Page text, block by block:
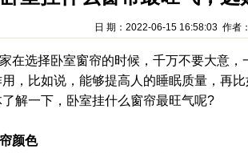
日 期：2022-06-15 16:58:03 作者
选择卧室窗帘的时候，千万不要大意，
，比如说，能够提高人的睡眠质量，再
解一下，卧室挂什么窗帘最旺气呢?
颜色